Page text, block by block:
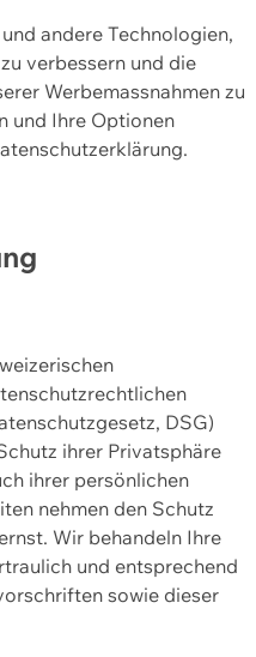
andere Technologien,
verbessern und die
Werbemassnahmen zu
und Ihre Optionen
DSG)
ihrer Privatsphäre
ihrer persönlichen
nehmen den Schutz
Wir behandeln Ihre
und entsprechend
sowie dieser